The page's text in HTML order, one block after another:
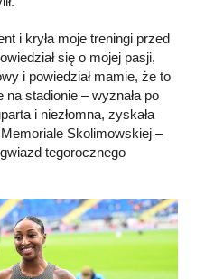
i kryła moje treningi przed
się o mojej pasji,
i powiedział mamie, że to
na stadionie – wyznała po
i niezłomna, zyskała
Skolimowskiej –
tegorocznego